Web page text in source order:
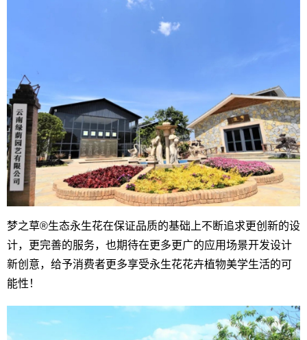
梦之草®生态永生花在保证品质的基础上不断追求更创新的设
计，更完善的服务，也期待在更多更广的应用场景开发设计
新创意，给予消费者更多享受永生花花卉植物美学生活的可
能性！